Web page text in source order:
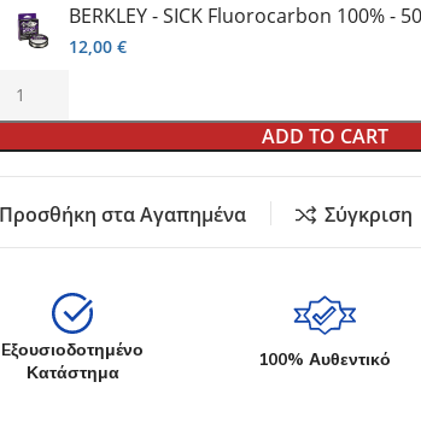
BERKLEY - SICK Fluorocarbon 100% -
12,00 €
ADD TO CART
Προσθήκη στα Αγαπημένα Σύγκριση
Eξουσιοδοτημένο
Κατάστημα
100% Αυθεντικό